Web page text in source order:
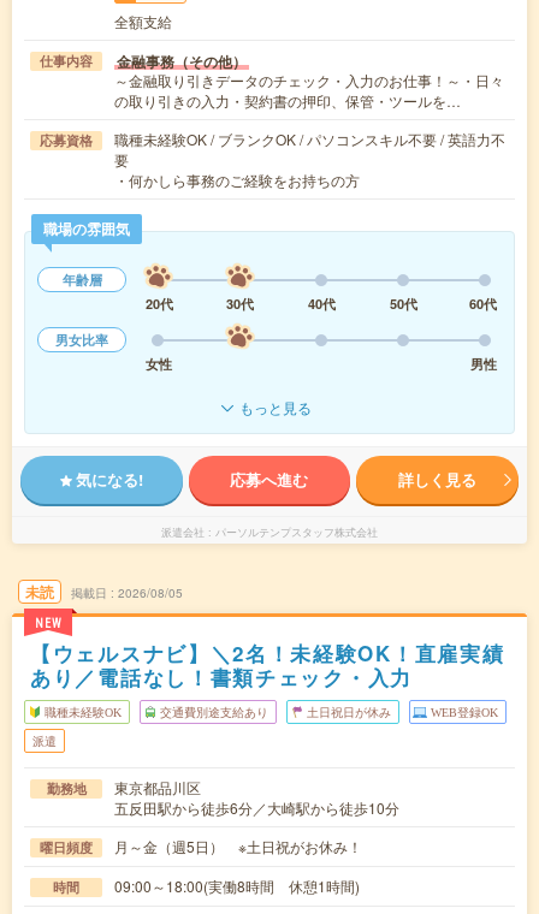
全額支給
仕事内容 金融事務（その他）
～金融取り引きデータのチェック・入力のお仕事！～・日々
の取り引きの入力・契約書の押印、保管・ツールを…
応募資格
職種未経験OK / ブランクOK / パソコンスキル不要 / 英語力不
要
・何かしら事務のご経験をお持ちの方
職場の雰囲気
年齢層
20代
30代 40代 50代
60代
男女比率
女性
男性
もっと見る
気になる! 応募へ進む 詳しく見る
派遣会社 パーソルテンプスタッフ株式会社
未読
NEW
掲載日 2026/08/05
【ウェルスナビ】＼2名！未経験OK！直雇実績
あり／電話なし！書類チェック・入力
職種未経験OK 交通費別途支給あり 土日祝日が休み WEB登録OK
派遣
勤務地
東京都品川区
五反田駅から徒歩6分／大崎駅から徒歩10分
曜日頻度 月～金（週5日） ※土日祝がお休み！
時間 09:00～18:00(実働8時間 休憩1時間)